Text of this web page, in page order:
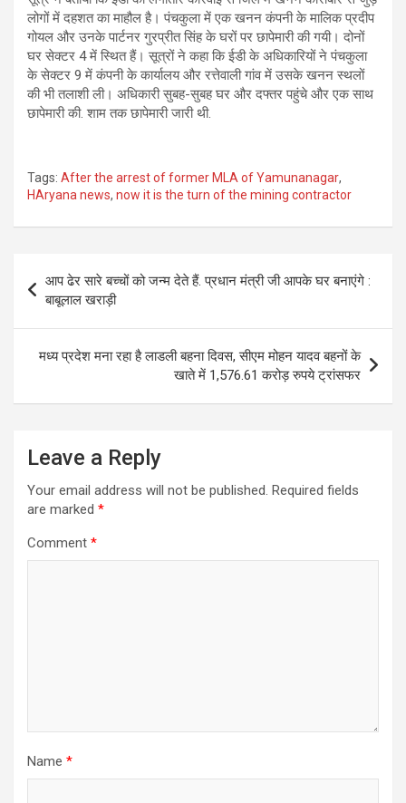
लोगों में दहशत का माहौल है। पंचकुला में एक खनन कंपनी के मालिक प्रदीप
गोयल और उनके पार्टनर गुरप्रीत सिंह के घरों पर छापेमारी की गयी। दोनों
घर सेक्टर 4 में स्थित हैं। सूत्रों ने कहा कि ईडी के अधिकारियों ने पंचकुला
के सेक्टर 9 में कंपनी के कार्यालय और रत्तेवाली गांव में उसके खनन स्थलों
की भी तलाशी ली। अधिकारी सुबह-सुबह घर और दफ्तर पहुंचे और एक साथ
छापेमारी की. शाम तक छापेमारी जारी थी.
Tags: After the arrest of former MLA of Yamunanagar,
HAryana news, now it is the turn of the mining contractor
navigation
आप ढेर सारे बच्चों को जन्म देते हैं. प्रधान मंत्री जी आपके घर बनाएंगे :
बाबूलाल खराड़ी
मध्य प्रदेश मना रहा है लाडली बहना दिवस, सीएम मोहन यादव बहनों के
खाते में 1,576.61 करोड़ रुपये ट्रांसफर
Leave a Reply
Your email address will not be published. Required fields
are marked *
Comment *
Name *